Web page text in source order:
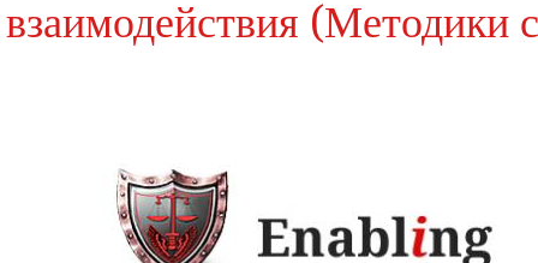
взаимодействия (Методики